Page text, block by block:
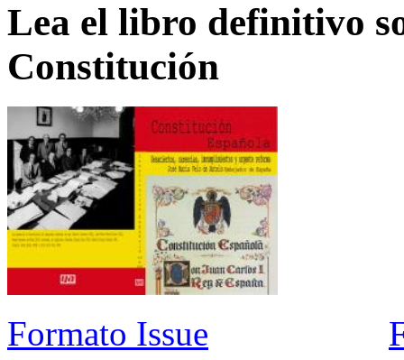
Lea el libro definitivo
Constitución
Formato Issue